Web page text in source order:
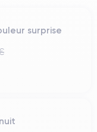
surprise